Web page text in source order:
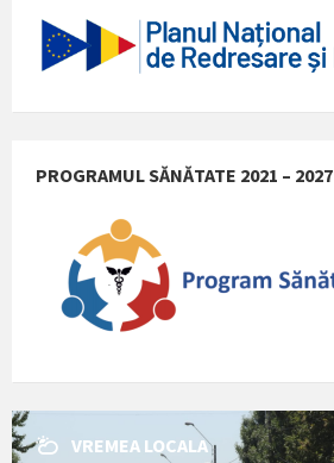
PROGRAMUL SĂNĂTATE 2021 – 2027
VREMEA LOCALA